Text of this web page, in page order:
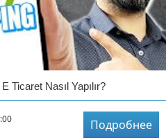
Ticaret Nasıl Yapılır?
Подробнее